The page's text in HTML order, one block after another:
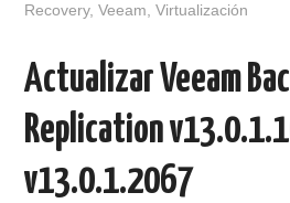
Recovery,Veeam ,Virtualización
Actualizar Veeam
Replication
v13.0.1.2067